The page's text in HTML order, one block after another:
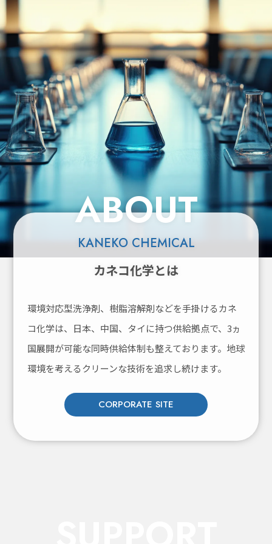
ABOUT
KANEKO CHEMICAL
カネコ化学とは
環境対応型洗浄剤、樹脂溶解剤などを手掛けるカネ
コ化学は、 日本、中国、タイに持つ供給拠点で、3ヵ
国展開が可能な同時供給体制も整えております。 地球
環境を考えるクリーンな技術を追求し続けます。
CORPORATE SITE